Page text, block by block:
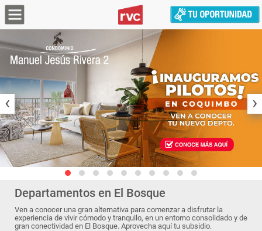
‹ ›
Departamentos en El Bosque
Ven a conocer una gran alternativa para comenzar a disfrutar la
experiencia de vivir cómodo y tranquilo, en un entorno consolidado y de
gran conectividad en El Bosque. Aprovecha aquí tu subsidio.